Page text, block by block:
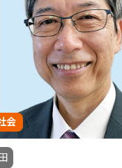
会